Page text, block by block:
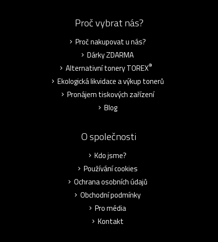
Proč vybrat nás?
Proč nakupovat u nás?
Dárky ZDARMA
Alternativní tonery TOREX®
Ekologická likvidace a výkup tonerů
Pronájem tiskových zařízení
Blog
O společnosti
Kdo jsme?
Používání cookies
Ochrana osobních údajů
Obchodní podmínky
Pro média
Kontakt